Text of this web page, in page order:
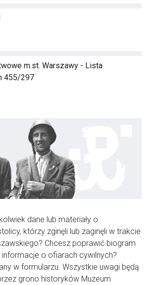
m.st. Warszawy - Lista
455/297
dane lub materiały o
którzy zginęli lub zaginęli w trakcie
Chcesz poprawić biogram
o ofiarach cywilnych?
w formularzu. Wszystkie uwagi będą
grono historyków Muzeum